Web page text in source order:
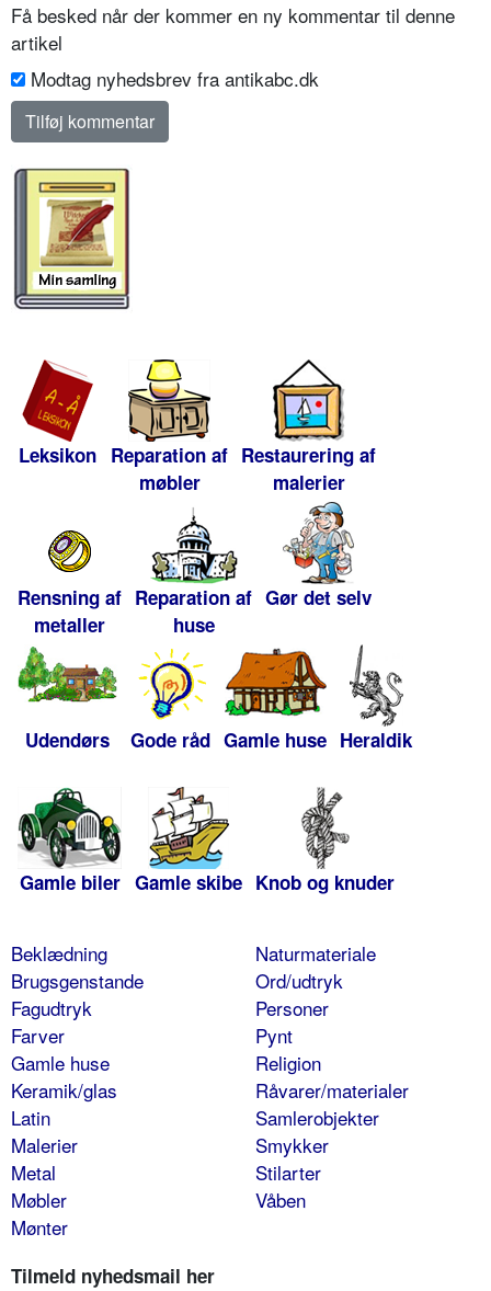
Få besked når der kommer en ny kommentar til denne
artikel
Modtag nyhedsbrev fra antikabc.dk
Leksikon Reparation af
møbler
Restaurering af
malerier
Rensning af
metaller
Reparation af
huse
Gør det selv
Udendørs Gode råd Gamle huse Heraldik
Gamle biler Gamle skibe Knob og knuder
Beklædning
Brugsgenstande
Fagudtryk
Farver
Gamle huse
Keramik/glas
Latin
Malerier
Metal
Møbler
Mønter
Naturmateriale
Ord/udtryk
Personer
Pynt
Religion
Råvarer/materialer
Samlerobjekter
Smykker
Stilarter
Våben
Tilmeld nyhedsmail her